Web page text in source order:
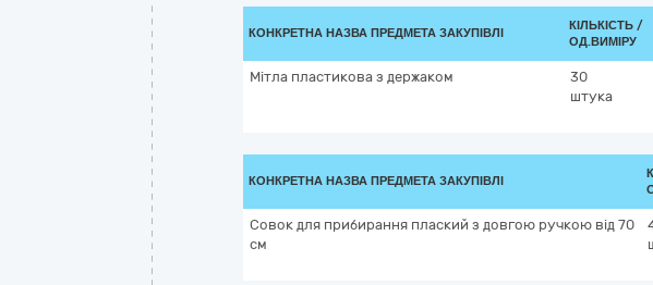
КОНКРЕТНА НАЗВА ПРЕДМЕТА ЗАКУПІВЛІ
КІЛЬКІСТЬ /
ОД.ВИМІРУ
Мітла пластикова з держаком
30
штука
КОНКРЕТНА НАЗВА ПРЕДМЕТА ЗАКУПІВЛІ
Совок для прибирання плаский з довгою ручкою від 70
см